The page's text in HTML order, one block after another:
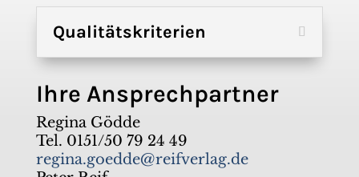
Qualitätskriterien
Ihre Ansprechpartner
Regina Gödde
Tel. 0151/50 79 24 49
regina.goedde@reifverlag.de